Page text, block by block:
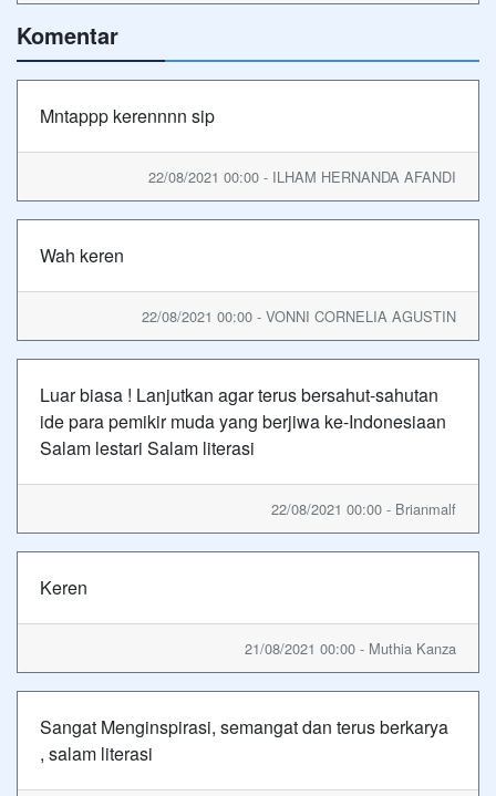
Komentar
Mntappp kerennnn sip
22/08/2021 00:00 - ILHAM HERNANDA AFANDI
Wah keren
22/08/2021 00:00 - VONNI CORNELIA AGUSTIN
Luar biasa ! Lanjutkan agar terus bersahut-sahutan
ide para pemikir muda yang berjiwa ke-Indonesiaan
Salam lestari Salam literasi
22/08/2021 00:00 - Brianmalf
Keren
21/08/2021 00:00 - Muthia Kanza
Sangat Menginspirasi, semangat dan terus berkarya
, salam literasi